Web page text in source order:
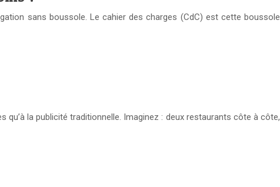
sans boussole. Le cahier des charges (CdC) est cette boussole
la publicité traditionnelle. Imaginez : deux restaurants côte à côte,